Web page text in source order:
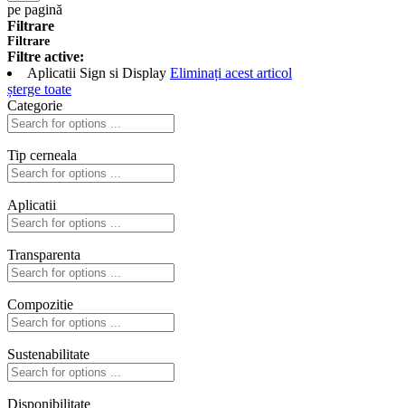
pe pagină
Filtrare
Filtrare
Filtre active:
Aplicatii Sign si Display Eliminați acest articol
șterge toate
Categorie
Tip cerneala
Aplicatii
Transparenta
Compozitie
Sustenabilitate
Disponibilitate